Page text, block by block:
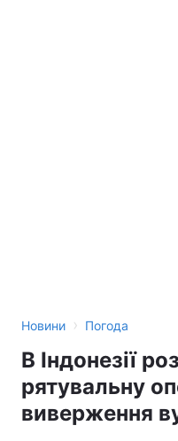
Новини › Погода
В Індонезії
рятувальну
виверження